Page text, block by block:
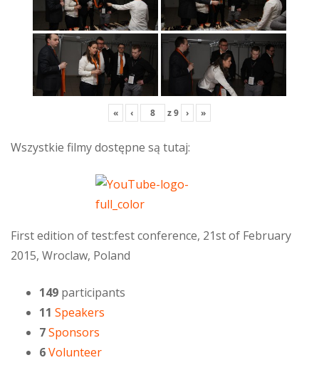
« ‹ z9 › »
Wszystkie filmy dostępne są tutaj:
First edition of test:fest conference, 21st of February
2015, Wroclaw, Poland
149 participants
11 Speakers
7Sponsors
6Volunteer